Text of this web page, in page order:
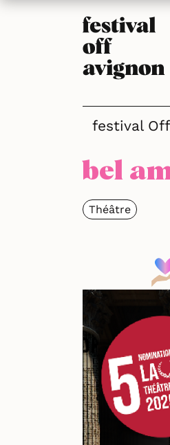
festival
bel
Théâtre